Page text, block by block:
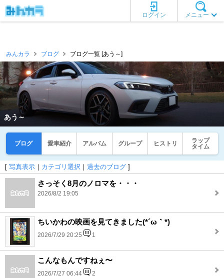
メニュー
ログイン
みんカラ ブログ ブログ一覧 [あう～]
あう～
ブログ 愛車紹介 アルバム グループ ヒストリ
ラップ
タイム
[ 写真表示 ｜ カテゴリ選択 ｜ 過去のブログ ]
さっそく8月のノロマを・・・
2026/8/2 19:05
ちいかわの映画を見てきました(*´ω｀*)
2026/7/29 20:25 1
こんなもんですねぇ〜
2026/7/27 06:44 2